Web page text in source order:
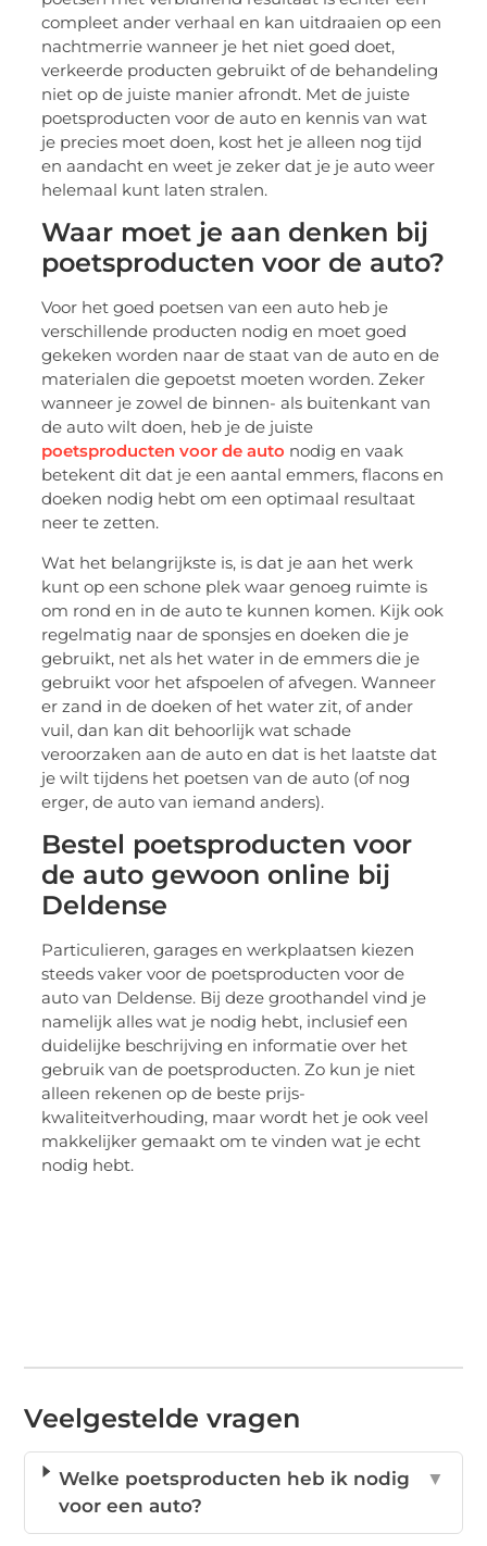
compleet ander verhaal en kan uitdraaien op een
nachtmerrie wanneer je het niet goed doet,
verkeerde producten gebruikt of de behandeling
niet op de juiste manier afrondt. Met de juiste
poetsproducten voor de auto en kennis van wat
je precies moet doen, kost het je alleen nog tijd
en aandacht en weet je zeker dat je je auto weer
helemaal kunt laten stralen.
Waar moet je aan denken bij
poetsproducten voor de auto?
Voor het goed poetsen van een auto heb je
verschillende producten nodig en moet goed
gekeken worden naar de staat van de auto en de
materialen die gepoetst moeten worden. Zeker
wanneer je zowel de binnen- als buitenkant van
de auto wilt doen, heb je de juiste
poetsproducten voor de auto nodig en vaak
betekent dit dat je een aantal emmers, flacons en
doeken nodig hebt om een optimaal resultaat
neer te zetten.
Wat het belangrijkste is, is dat je aan het werk
kunt op een schone plek waar genoeg ruimte is
om rond en in de auto te kunnen komen. Kijk ook
regelmatig naar de sponsjes en doeken die je
gebruikt, net als het water in de emmers die je
gebruikt voor het afspoelen of afvegen. Wanneer
er zand in de doeken of het water zit, of ander
vuil, dan kan dit behoorlijk wat schade
veroorzaken aan de auto en dat is het laatste dat
je wilt tijdens het poetsen van de auto (of nog
erger, de auto van iemand anders).
Bestel poetsproducten voor
de auto gewoon online bij
Deldense
Particulieren, garages en werkplaatsen kiezen
steeds vaker voor de poetsproducten voor de
auto van Deldense. Bij deze groothandel vind je
namelijk alles wat je nodig hebt, inclusief een
duidelijke beschrijving en informatie over het
gebruik van de poetsproducten. Zo kun je niet
alleen rekenen op de beste prijs-
kwaliteitverhouding, maar wordt het je ook veel
makkelijker gemaakt om te vinden wat je echt
nodig hebt.
Veelgestelde vragen
Welke poetsproducten heb ik nodig
voor een auto?
▼